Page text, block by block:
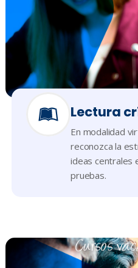
Lectura
En modalidad
reconozca la
ideas centrales
pruebas.